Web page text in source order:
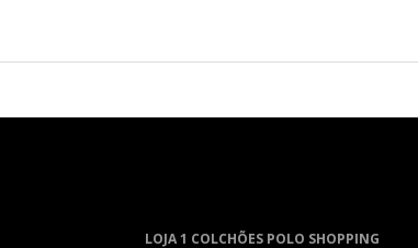
LOJA 1 COLCHÕES POLO SHOPPING